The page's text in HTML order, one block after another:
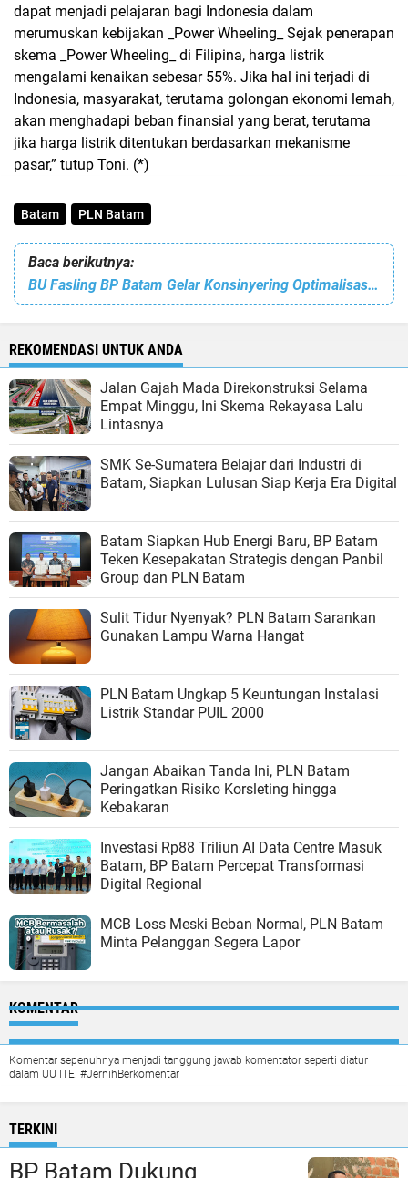
dapat menjadi pelajaran bagi Indonesia dalam
merumuskan kebijakan _Power Wheeling_ Sejak penerapan
skema _Power Wheeling_ di Filipina, harga listrik
mengalami kenaikan sebesar 55%. Jika hal ini terjadi di
Indonesia, masyarakat, terutama golongan ekonomi lemah,
akan menghadapi beban finansial yang berat, terutama
jika harga listrik ditentukan berdasarkan mekanisme
pasar,” tutup Toni. (*)
Batam PLN Batam
Baca berikutnya:
BU Fasling BP Batam Gelar Konsinyering Optimalisasi Aset Negara
REKOMENDASI UNTUK ANDA
Jalan Gajah Mada Direkonstruksi Selama
Empat Minggu, Ini Skema Rekayasa Lalu
Lintasnya
SMK Se-Sumatera Belajar dari Industri di
Batam, Siapkan Lulusan Siap Kerja Era Digital
Batam Siapkan Hub Energi Baru, BP Batam
Teken Kesepakatan Strategis dengan Panbil
Group dan PLN Batam
Sulit Tidur Nyenyak? PLN Batam Sarankan
Gunakan Lampu Warna Hangat
PLN Batam Ungkap 5 Keuntungan Instalasi
Listrik Standar PUIL 2000
Jangan Abaikan Tanda Ini, PLN Batam
Peringatkan Risiko Korsleting hingga
Kebakaran
Investasi Rp88 Triliun AI Data Centre Masuk
Batam, BP Batam Percepat Transformasi
Digital Regional
MCB Loss Meski Beban Normal, PLN Batam
Minta Pelanggan Segera Lapor
KOMENTAR
Komentar sepenuhnya menjadi tanggung jawab komentator seperti diatur
dalam UU ITE. #JernihBerkomentar
TERKINI
BP Batam Dukung